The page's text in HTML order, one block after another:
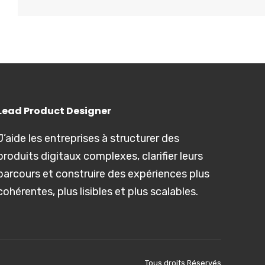
Product Designer
les entreprises à structurer des
digitaux complexes, clarifier leurs
et construire des expériences plus
plus lisibles et plus scalables.
Tous droits Réservés